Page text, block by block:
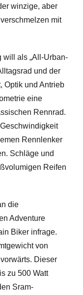
winzige, aber
mit
als „All-Urban-
und der
Optik und Antrieb
eine
Rennrad.
Rennlenker
Schläge und
Reifen
die
Adventure
Biker infrage.
von
Dieser
zu 500 Watt
Sram-